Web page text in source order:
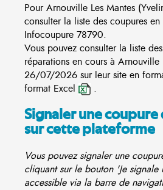
Pour Arnouville Les Mantes
consulter la liste des coupures
Infocoupure 78790.
Vous pouvez consulter la liste
réparations en cours à Arnouville
26/07/2026 sur leur site en
format Excel
.
Signaler une coupure
sur cette plateforme
Vous pouvez signaler une
cliquant sur le bouton 'Je signale
accessible via la barre de